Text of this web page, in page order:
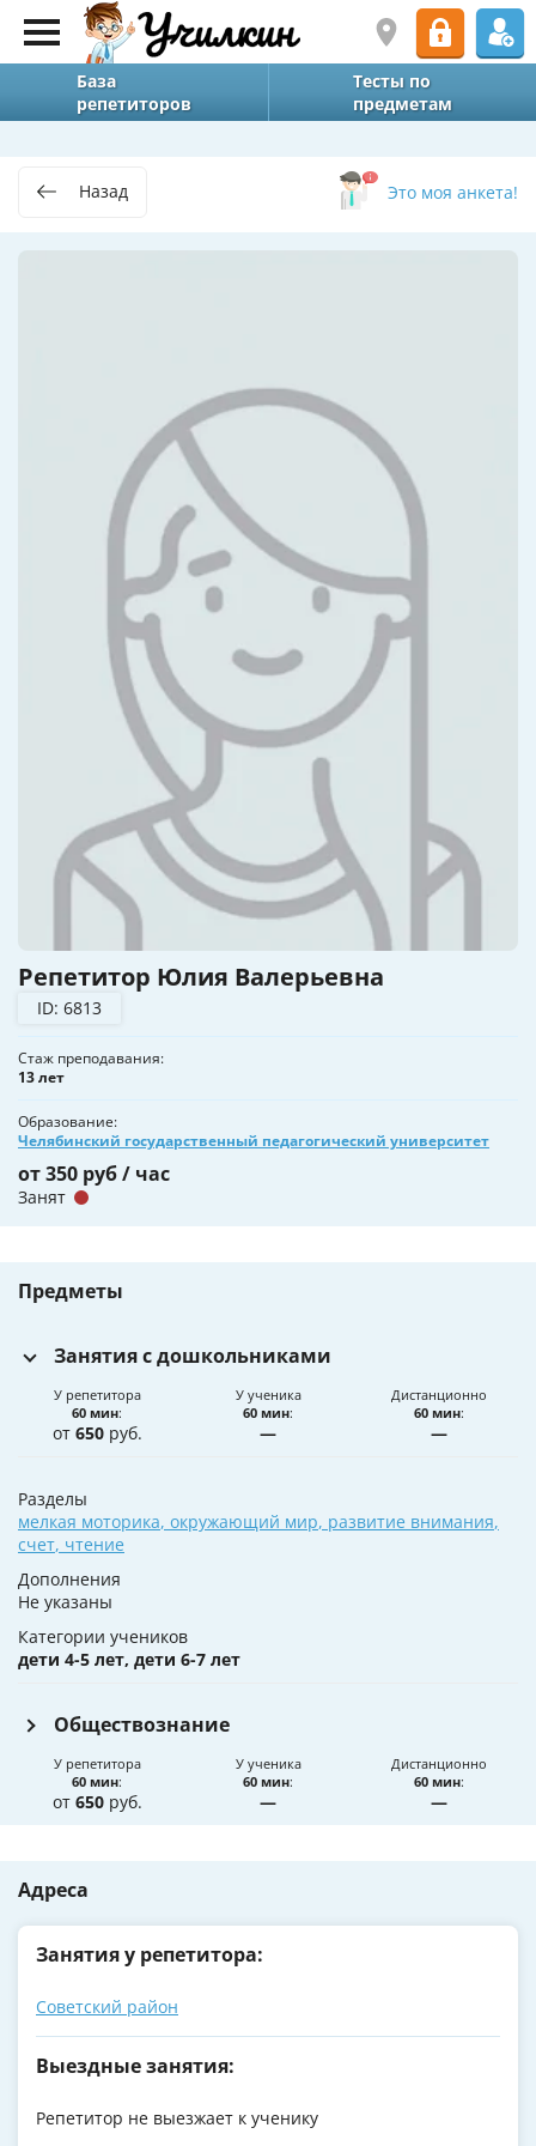
База
репетиторов
Тесты по
предметам
Назад Это моя анкета!
Репетитор Юлия Валерьевна
ID: 6813
Стаж преподавания
13 лет
Образование
Челябинский государственный педагогический университет
от 350 руб / час
Занят
Предметы
Занятия с дошкольниками
У репетитора
60 мин:
от 650руб.
У ученика
60 мин:
—
Дистанционно
60 мин:
—
Разделы
мелкая моторика, окружающий мир, развитие внимания,
счет, чтение
Дополнения
Не указаны
Категории учеников
дети 4-5 лет, дети 6-7 лет
Обществознание
У репетитора
60 мин:
от 650руб.
У ученика
60 мин:
—
Дистанционно
60 мин:
—
Адреса
Занятия у репетитора:
Советский район
Выездные занятия:
Репетитор не выезжает к ученику